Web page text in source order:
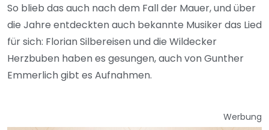
So blieb das auch nach dem Fall der Mauer, und über
die Jahre entdeckten auch bekannte Musiker das Lied
für sich: Florian Silbereisen und die Wildecker
Herzbuben haben es gesungen, auch von Gunther
Emmerlich gibt es Aufnahmen.
Werbung